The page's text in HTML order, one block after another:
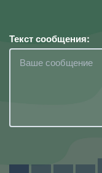
Текст сообщения: